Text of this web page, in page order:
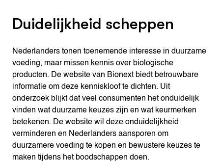
Duidelijkheid scheppen
Nederlanders tonen toenemende interesse in duurzame
voeding, maar missen kennis over biologische
producten. De website van Bionext biedt betrouwbare
informatie om deze kenniskloof te dichten. Uit
onderzoek blijkt dat veel consumenten het onduidelijk
vinden wat duurzame keuzes zijn en wat keurmerken
betekenen. De website wil deze onduidelijkheid
verminderen en Nederlanders aansporen om
duurzamere voeding te kopen en bewustere keuzes te
maken tijdens het boodschappen doen.